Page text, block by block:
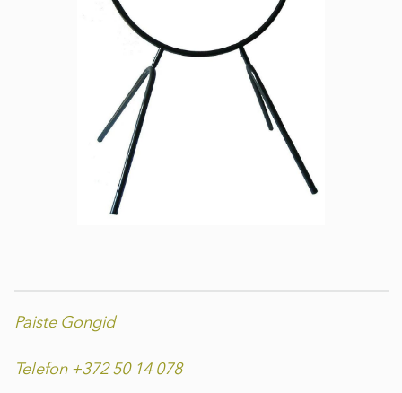
Paiste Gongid
Telefon +372 50 14 078